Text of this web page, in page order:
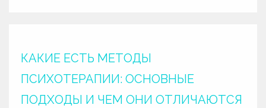
КАКИЕ ЕСТЬ МЕТОДЫ
ПСИХОТЕРАПИИ: ОСНОВНЫЕ
ПОДХОДЫ И ЧЕМ ОНИ ОТЛИЧАЮТСЯ